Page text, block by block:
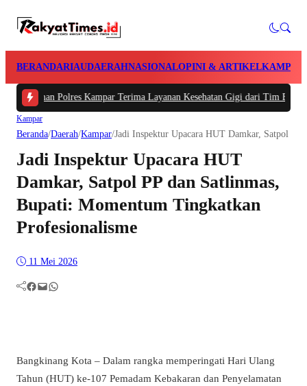
BERANDARIAUDAERAHNASIONALOPINI & ARTIKELKAMPAR
Polres Kampar Terima Layanan Kesehatan Gigi dari Tim
Kampar
Beranda/Daerah/Kampar/Jadi Inspektur Upacara HUT Damkar, Satpol
Jadi Inspektur Upacara HUT
Damkar, Satpol PP dan Satlinmas,
Bupati: Momentum Tingkatkan
Profesionalisme
11 Mei 2026
Facebook Mail WhatsApp
Bangkinang Kota – Dalam rangka memperingati Hari Ulang
Tahun (HUT) ke-107 Pemadam Kebakaran dan Penyelamatan